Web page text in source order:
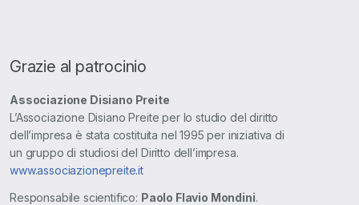
Grazie al patrocinio
Associazione Disiano Preite
L’Associazione Disiano Preite per lo studio del diritto
dell’impresa è stata costituita nel 1995 per iniziativa di
un gruppo di studiosi del Diritto dell’impresa.
www.associazionepreite.it
Responsabile scientifico: Paolo Flavio Mondini.